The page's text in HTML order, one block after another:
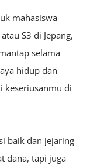
mahasiswa
S3 di Jepang,
selama
hidup dan
keseriusanmu di
baik dan jejaring
dana, tapi juga